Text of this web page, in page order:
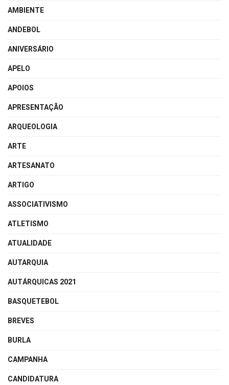
AMBIENTE
ANDEBOL
ANIVERSÁRIO
APELO
APOIOS
APRESENTAÇÃO
ARQUEOLOGIA
ARTE
ARTESANATO
ARTIGO
ASSOCIATIVISMO
ATLETISMO
ATUALIDADE
AUTARQUIA
AUTÁRQUICAS 2021
BASQUETEBOL
BREVES
BURLA
CAMPANHA
CANDIDATURA